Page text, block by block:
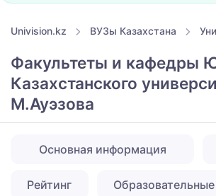
Univision.kz ВУЗы Казахстана
Факультеты и кафедры
Казахстанского
М.Ауэзова
Основная информация
Рейтинг